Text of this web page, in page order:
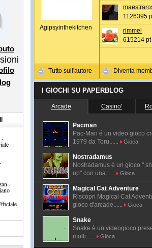
-
-
Agipsyinthekitchen
Tutto sull'autore
1126395
rimmel
615214 pt
Diventa
I GIOCHI SU PAPERBLOG
Arcade Casino'
Pacman
Pac-Man é un video gioco
1979 da Toru......
Gioca
Nostradamus
Nostradamus è un gioco "
up" con una......
Gioca
Magical Cat Adventure
Riscopri Magical Cat
gioco d'arcade......
Gioca
Snake
Snake è un videogioco
molti......
Gioca